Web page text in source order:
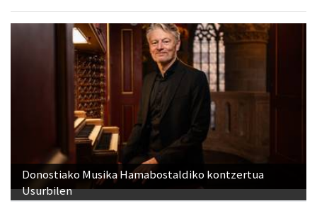
Donostiako Musika Hamabostaldiko kontzertua
Usurbilen